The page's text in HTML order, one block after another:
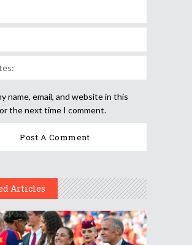
name, email, and website in this
the next time I comment.
Articles